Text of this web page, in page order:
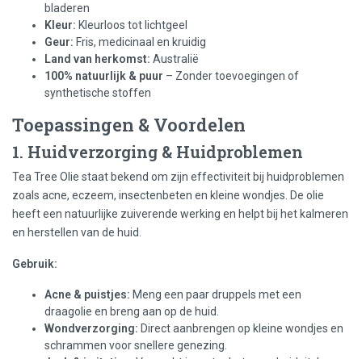
bladeren
Kleur: Kleurloos tot lichtgeel
Geur: Fris, medicinaal en kruidig
Land van herkomst: Australië
100% natuurlijk & puur – Zonder toevoegingen of
synthetische stoffen
Toepassingen & Voordelen
1. Huidverzorging & Huidproblemen
Tea Tree Olie staat bekend om zijn effectiviteit bij huidproblemen
zoals acne, eczeem, insectenbeten en kleine wondjes. De olie
heeft een natuurlijke zuiverende werking en helpt bij het kalmeren
en herstellen van de huid.
Gebruik:
Acne & puistjes: Meng een paar druppels met een
draagolie en breng aan op de huid.
Wondverzorging: Direct aanbrengen op kleine wondjes en
schrammen voor snellere genezing.